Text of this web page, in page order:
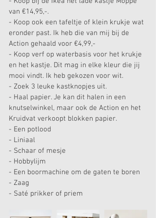
van €14,95,-.
- Koop ook een tafeltje of klein krukje wat
eronder past. Ik heb die van mij bij de
Action gehaald voor €4,99,-
- Koop verf op waterbasis voor het krukje
en het kastje. Dit mag in elke kleur die jij
mooi vindt. Ik heb gekozen voor wit.
- Zoek 3 leuke kastknopjes uit.
- Haal papier. Je kan dit halen in een
knutselwinkel, maar ook de Action en het
Kruidvat verkoopt blokken papier.
- Een potlood
- Liniaal
- Schaar of mesje
- Hobbylijm
- Een boormachine om de gaten te boren
- Zaag
- Saté prikker of priem